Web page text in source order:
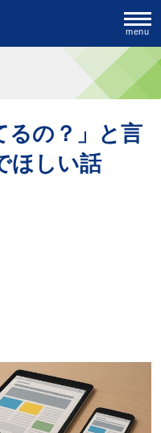
menu
るの？」と言
ほしい話